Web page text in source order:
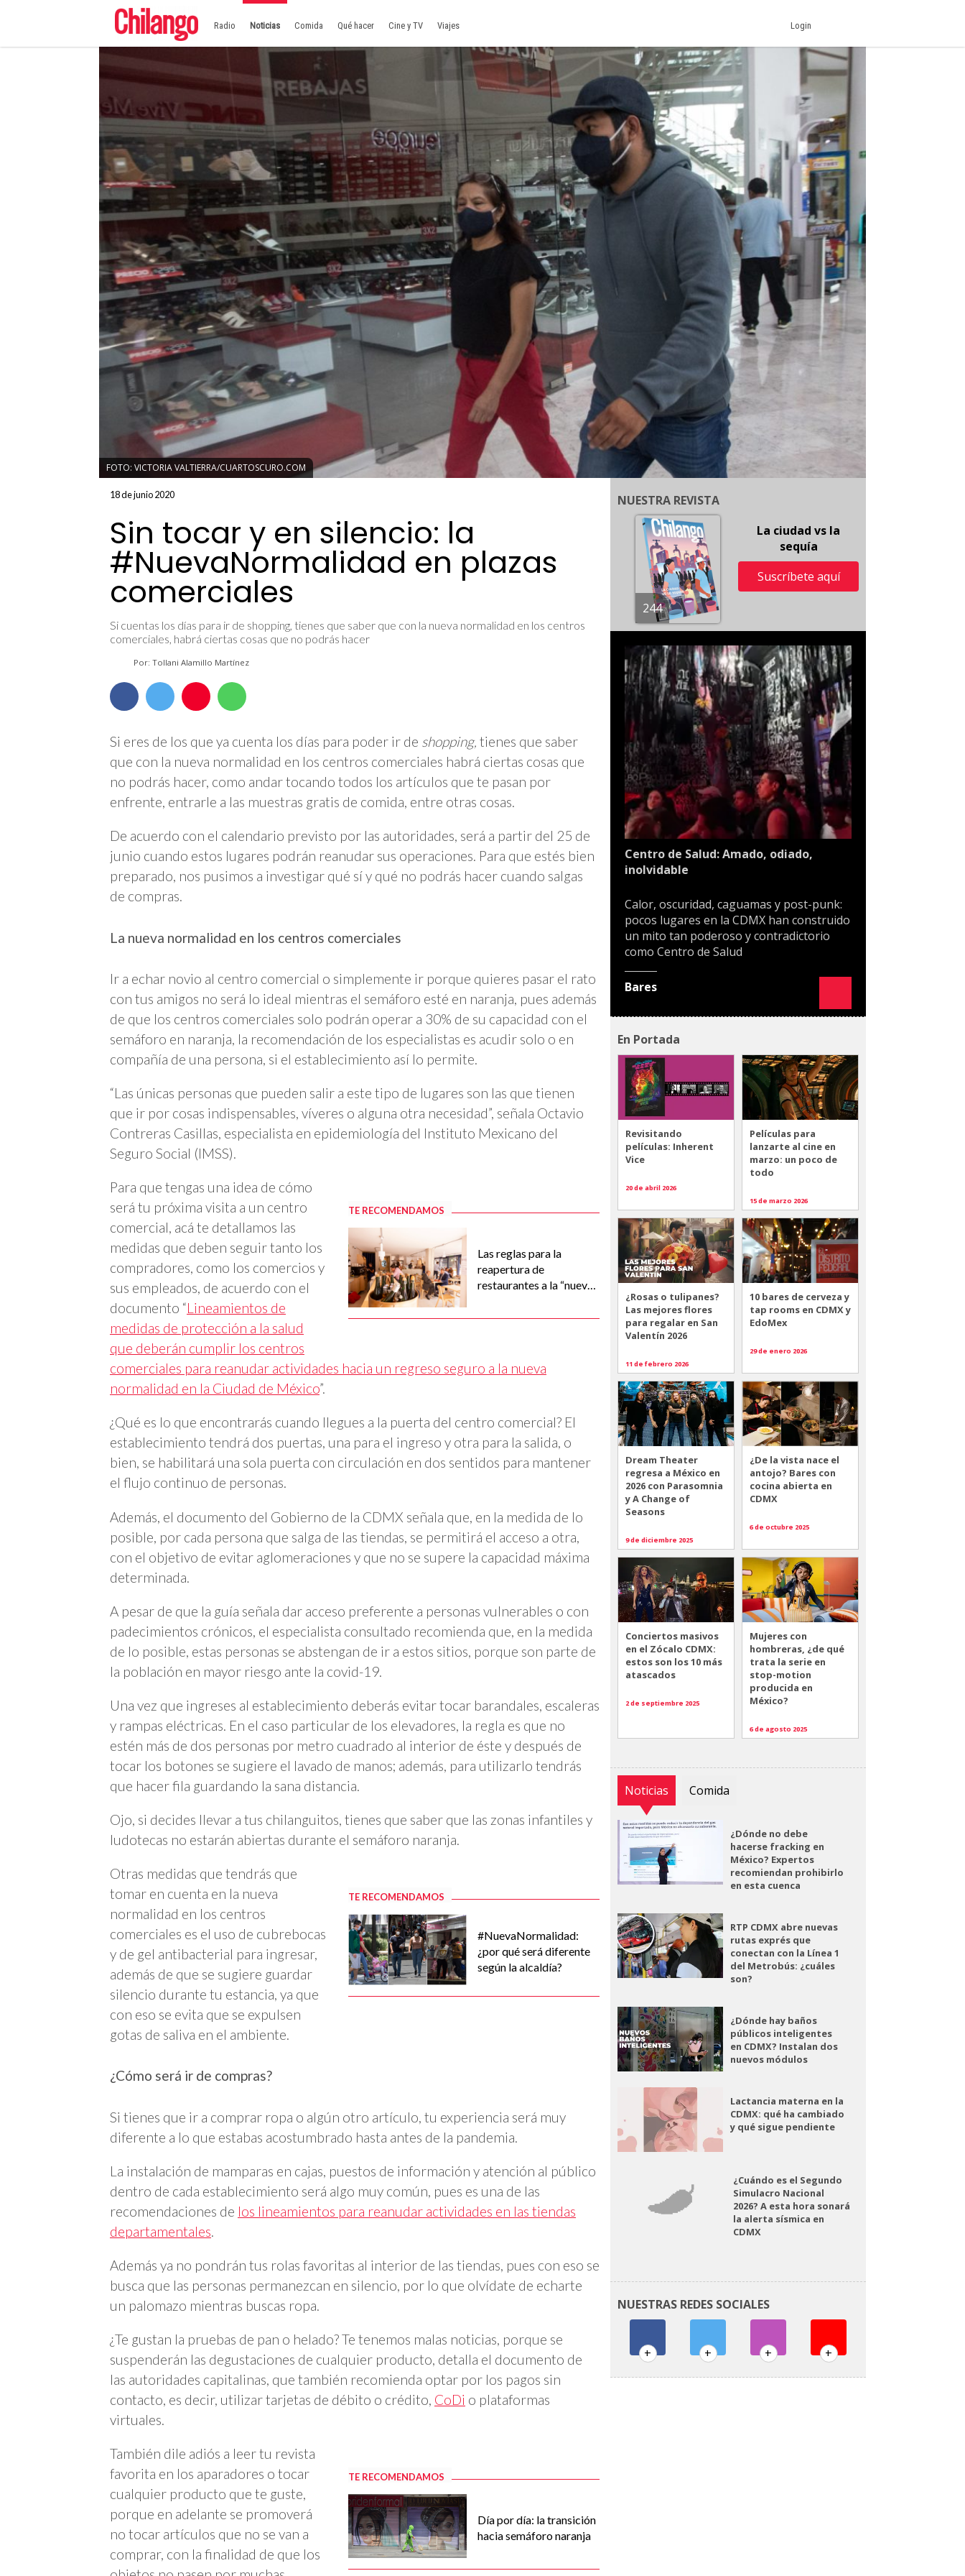
Radio Noticias Comida Qué hacer Cine y TV Viajes Login
FOTO: VICTORIA VALTIERRA/CUARTOSCURO.COM
18 de junio 2020
Sin tocar y en silencio: la
#NuevaNormalidad en plazas
comerciales
Si cuentas los días para ir de shopping, tienes que saber que con la nueva normalidad en los centros
comerciales, habrá ciertas cosas que no podrás hacer
Por: Tollani Alamillo Martínez
Si eres de los que ya cuenta los días para poder ir de shopping, tienes que saber
que con la nueva normalidad en los centros comerciales habrá ciertas cosas que
no podrás hacer, como andar tocando todos los artículos que te pasan por
enfrente, entrarle a las muestras gratis de comida, entre otras cosas.
De acuerdo con el calendario previsto por las autoridades, será a partir del 25 de
junio cuando estos lugares podrán reanudar sus operaciones. Para que estés bien
preparado, nos pusimos a investigar qué sí y qué no podrás hacer cuando salgas
de compras.
La nueva normalidad en los centros comerciales
Ir a echar novio al centro comercial o simplemente ir porque quieres pasar el rato
con tus amigos no será lo ideal mientras el semáforo esté en naranja, pues además
de que los centros comerciales solo podrán operar a 30% de su capacidad con el
semáforo en naranja, la recomendación de los especialistas es acudir solo o en
compañía de una persona, si el establecimiento así lo permite.
“Las únicas personas que pueden salir a este tipo de lugares son las que tienen
que ir por cosas indispensables, víveres o alguna otra necesidad”, señala Octavio
Contreras Casillas, especialista en epidemiología del Instituto Mexicano del
Seguro Social (IMSS).
TE RECOMENDAMOS
Las reglas para la
reapertura de
restaurantes a la “nueva
Para que tengas una idea de cómo
será tu próxima visita a un centro
comercial, acá te detallamos las
medidas que deben seguir tanto los
compradores, como los comercios y
sus empleados, de acuerdo con el
documento “Lineamientos de
medidas de protección a la salud
que deberán cumplir los centros
comerciales para reanudar actividades hacia un regreso seguro a la nueva
normalidad en la Ciudad de México”.
¿Qué es lo que encontrarás cuando llegues a la puerta del centro comercial? El
establecimiento tendrá dos puertas, una para el ingreso y otra para la salida, o
bien, se habilitará una sola puerta con circulación en dos sentidos para mantener
el flujo continuo de personas.
Además, el documento del Gobierno de la CDMX señala que, en la medida de lo
posible, por cada persona que salga de las tiendas, se permitirá el acceso a otra,
con el objetivo de evitar aglomeraciones y que no se supere la capacidad máxima
determinada.
A pesar de que la guía señala dar acceso preferente a personas vulnerables o con
padecimientos crónicos, el especialista consultado recomienda que, en la medida
de lo posible, estas personas se abstengan de ir a estos sitios, porque son parte de
la población en mayor riesgo ante la covid-19.
Una vez que ingreses al establecimiento deberás evitar tocar barandales, escaleras
y rampas eléctricas. En el caso particular de los elevadores, la regla es que no
estén más de dos personas por metro cuadrado al interior de éste y después de
tocar los botones se sugiere el lavado de manos; además, para utilizarlo tendrás
que hacer fila guardando la sana distancia.
Ojo, si decides llevar a tus chilanguitos, tienes que saber que las zonas infantiles y
ludotecas no estarán abiertas durante el semáforo naranja.
TE RECOMENDAMOS
#NuevaNormalidad:
¿por qué será diferente
según la alcaldía?
Otras medidas que tendrás que
tomar en cuenta en la nueva
normalidad en los centros
comerciales es el uso de cubrebocas
y de gel antibacterial para ingresar,
además de que se sugiere guardar
silencio durante tu estancia, ya que
con eso se evita que se expulsen
gotas de saliva en el ambiente.
¿Cómo será ir de compras?
Si tienes que ir a comprar ropa o algún otro artículo, tu experiencia será muy
diferente a lo que estabas acostumbrado hasta antes de la pandemia.
La instalación de mamparas en cajas, puestos de información y atención al público
dentro de cada establecimiento será algo muy común, pues es una de las
recomendaciones de los lineamientos para reanudar actividades en las tiendas
departamentales.
Además ya no pondrán tus rolas favoritas al interior de las tiendas, pues con eso se
busca que las personas permanezcan en silencio, por lo que olvídate de echarte
un palomazo mientras buscas ropa.
¿Te gustan la pruebas de pan o helado? Te tenemos malas noticias, porque se
suspenderán las degustaciones de cualquier producto, detalla el documento de
las autoridades capitalinas, que también recomienda optar por los pagos sin
contacto, es decir, utilizar tarjetas de débito o crédito, CoDi o plataformas
virtuales.
TE RECOMENDAMOS
Día por día: la transición
hacia semáforo naranja
También dile adiós a leer tu revista
favorita en los aparadores o tocar
cualquier producto que te guste,
porque en adelante se promoverá
no tocar artículos que no se van a
comprar, con la finalidad de que los
NUESTRA REVISTA
244
La ciudad vs la
sequía
Suscríbete aquí
Centro de Salud: Amado, odiado,
inolvidable
Calor, oscuridad, caguamas y post-punk:
pocos lugares en la CDMX han construido
un mito tan poderoso y contradictorio
como Centro de Salud
Bares
En Portada
Revisitando
películas: Inherent
Vice
20 de abril 2026
Películas para
lanzarte al cine en
marzo: un poco de
todo
15 de marzo 2026
¿Rosas o tulipanes?
Las mejores flores
para regalar en San
Valentín 2026
11 de febrero 2026
10 bares de cerveza y
tap rooms en CDMX y
EdoMex
29 de enero 2026
Dream Theater
regresa a México en
2026 con Parasomnia
y A Change of
Seasons
9 de diciembre 2025
¿De la vista nace el
antojo? Bares con
cocina abierta en
CDMX
6 de octubre 2025
Conciertos masivos
en el Zócalo CDMX:
estos son los 10 más
atascados
2 de septiembre 2025
Mujeres con
hombreras, ¿de qué
trata la serie en
stop-motion
producida en
México?
6 de agosto 2025
Noticias Comida
¿Dónde no debe
hacerse fracking en
México? Expertos
recomiendan prohibirlo
en esta cuenca
RTP CDMX abre nuevas
rutas exprés que
conectan con la Línea 1
del Metrobús: ¿cuáles
son?
¿Dónde hay baños
públicos inteligentes
en CDMX? Instalan dos
nuevos módulos
Lactancia materna en la
CDMX: qué ha cambiado
y qué sigue pendiente
¿Cuándo es el Segundo
Simulacro Nacional
2026? A esta hora sonará
la alerta sísmica en
CDMX
NUESTRAS REDES SOCIALES
+ + + +